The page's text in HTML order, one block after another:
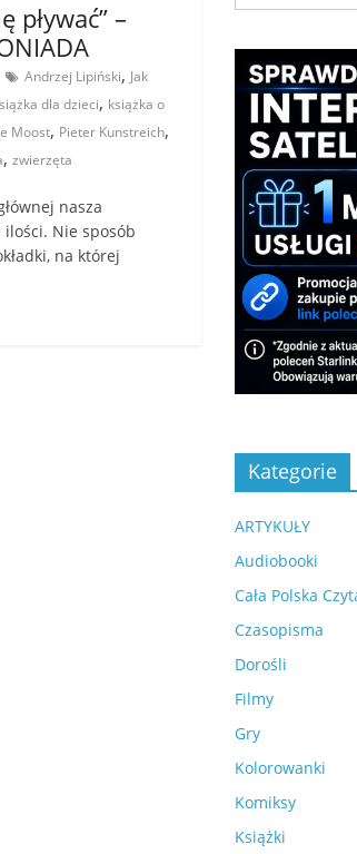
pływać” –
Andrzej Lipiński, Jak
dla dzieci, książka o
Moost, Pieter Kunstreich,
,zwierzęta
nasza
Nie sposób
na której
Kategorie
ARTYKUŁY
Audiobooki
Cała Polska
Czasopisma
Dorośli
Filmy
Gry
Kolorowanki
Komiksy
Książki